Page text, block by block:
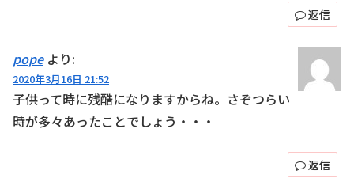
返信
pope より:
2020年3月16日 21:52
子供って時に残酷になりますからね。さぞつらい
時が多々あったことでしょう・・・
返信